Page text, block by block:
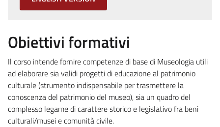
Obiettivi formativi
Il corso intende fornire competenze di base di Museologia utili
ad elaborare sia validi progetti di educazione al patrimonio
culturale (strumento indispensabile per trasmettere la
conoscenza del patrimonio del museo), sia un quadro del
complesso legame di carattere storico e legislativo fra beni
culturali/musei e comunità civile.